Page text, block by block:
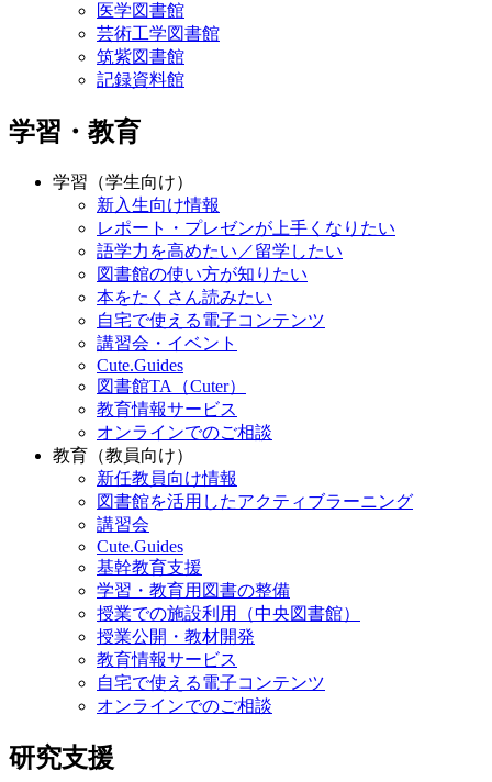
医学図書館
芸術工学図書館
筑紫図書館
記録資料館
学習・教育
学習（学生向け）
新入生向け情報
レポート・プレゼンが上手くなりたい
語学力を高めたい／留学したい
図書館の使い方が知りたい
本をたくさん読みたい
自宅で使える電子コンテンツ
講習会・イベント
Cute.Guides
図書館TA（Cuter）
教育情報サービス
オンラインでのご相談
教育（教員向け）
新任教員向け情報
図書館を活用したアクティブラーニング
講習会
Cute.Guides
基幹教育支援
学習・教育用図書の整備
授業での施設利用（中央図書館）
授業公開・教材開発
教育情報サービス
自宅で使える電子コンテンツ
オンラインでのご相談
研究支援